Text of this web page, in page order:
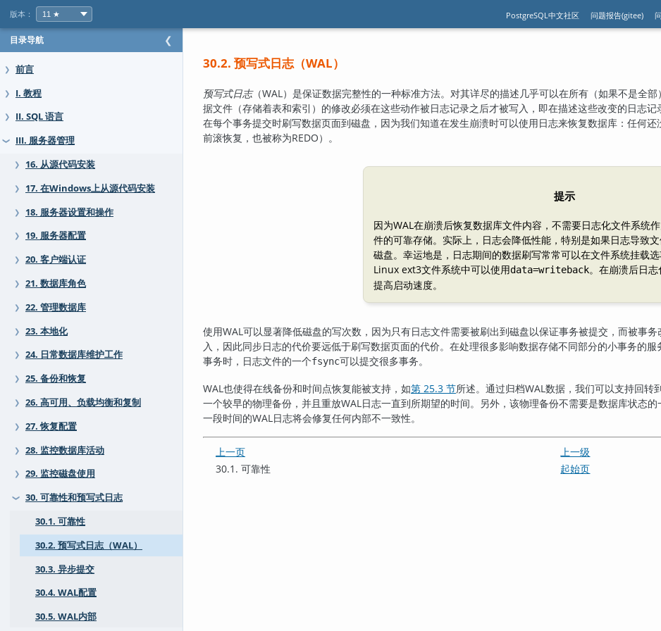
版本： PostgreSQL中文社区 问题报告(gitee)
目录导航 ❮
❯ 前言
❯ I. 教程
❯ II. SQL 语言
❯ III. 服务器管理
❯ 16. 从源代码安装
❯ 17. 在Windows上从源代码安装
❯ 18. 服务器设置和操作
❯ 19. 服务器配置
❯ 20. 客户端认证
❯ 21. 数据库角色
❯ 22. 管理数据库
❯ 23. 本地化
❯ 24. 日常数据库维护工作
❯ 25. 备份和恢复
❯ 26. 高可用、负载均衡和复制
❯ 27. 恢复配置
❯ 28. 监控数据库活动
❯ 29. 监控磁盘使用
❯
30. 可靠性和预写式日志
30.1. 可靠性
30.2. 预写式日志（WAL）
30.3. 异步提交
30.4. WAL配置
30.5. WAL内部
30.2. 预写式日志（WAL）
预写式日志（WAL）是保证数据完整性的一种标准方法。对其详尽的描述几乎可以在所有（如果不是全
据文件（存储着表和索引）的修改必须在这些动作被日志记录之后才被写入，即在描述这些改变的日志
在每个事务提交时刷写数据页面到磁盘，因为我们知道在发生崩溃时可以使用日志来恢复数据库：任何
前滚恢复，也被称为REDO）。
提示
因为WAL 在崩溃后恢复数据库文件内容，不需要日志化文件系统
件的可靠存储。实际上，日志会降低性能，特别是如果日志导致
磁盘。幸运地是，日志期间的数据刷写常常可以在文件系统挂载
Linux ext3文件系统中可以使用data=writeback。在崩溃后日
提高启动速度。
使用WAL 可以显著降低磁盘的写次数，因为只有日志文件需要被刷出到磁盘以保证事务被提交，而被事
入，因此同步日志的代价要远低于刷写数据页面的代价。在处理很多影响数据存储不同部分的小事务的
事务时，日志文件的一个fsync可以提交很多事务。
WAL 也使得在线备份和时间点恢复能被支持，如第 25.3 节所述。通过归档WAL数据，我们可以支持回
一个较早的物理备份，并且重放WAL日志一直到所期望的时间。另外，该物理备份不需要是数据库状态
一段时间的WAL日志将会修复任何内部不一致性。
上一页 上一级
30.1. 可靠性
起始页